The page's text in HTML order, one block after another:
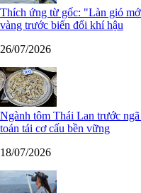
Thích ứng từ gốc: "Làn gió
vàng trước biến đổi khí hậu
26/07/2026
Ngành tôm Thái Lan trước
toán tái cơ cấu bền vững
18/07/2026